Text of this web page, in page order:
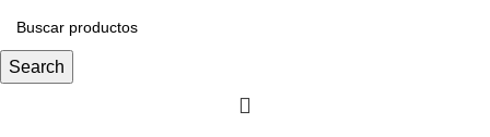
Search